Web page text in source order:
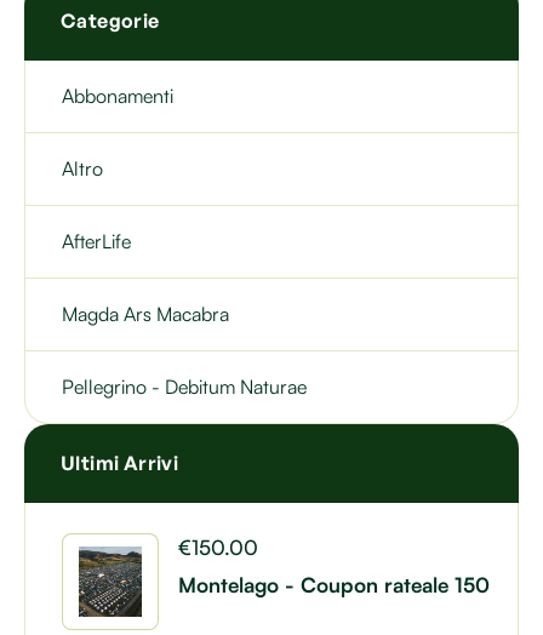
Categorie
Abbonamenti
Altro
AfterLife
Magda Ars Macabra
Pellegrino - Debitum Naturae
Ultimi Arrivi
Montelago - Coupon rateale 150
€150.00